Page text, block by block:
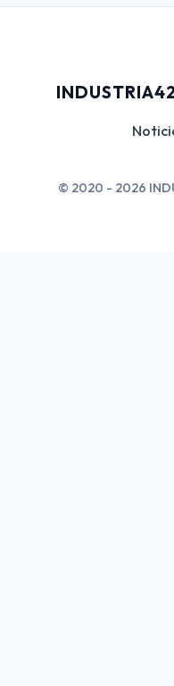
© 2020 - 2026